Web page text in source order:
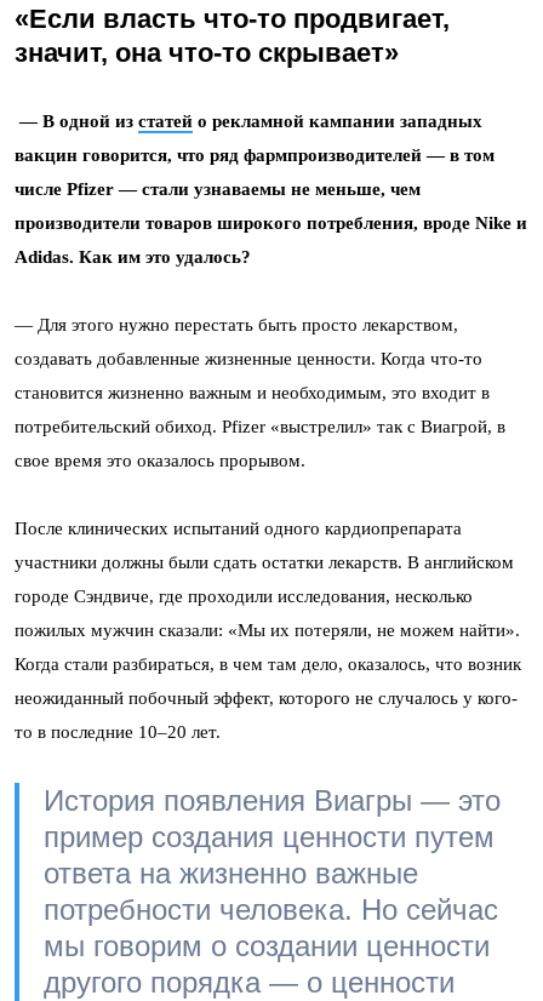
«Если власть что-то продвигает,
значит, она что-то скрывает»
— В одной из статей о рекламной кампании западных
вакцин говорится, что ряд фармпроизводителей — в том
числе Pfizer — стали узнаваемы не меньше, чем
производители товаров широкого потребления, вроде Nike и
Adidas. Как им это удалось?
— Для этого нужно перестать быть просто лекарством,
создавать добавленные жизненные ценности. Когда что-то
становится жизненно важным и необходимым, это входит в
потребительский обиход. Pfizer «выстрелил» так с Виагрой, в
свое время это оказалось прорывом.
После клинических испытаний одного кардиопрепарата
участники должны были сдать остатки лекарств. В английском
городе Сэндвиче, где проходили исследования, несколько
пожилых мужчин сказали: «Мы их потеряли, не можем найти».
Когда стали разбираться, в чем там дело, оказалось, что возник
неожиданный побочный эффект, которого не случалось у кого-
то в последние 10–20 лет.
История появления Виагры — это
пример создания ценности путем
ответа на жизненно важные
потребности человека. Но сейчас
мы говорим о создании ценности
другого порядка — о ценности